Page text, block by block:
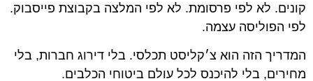
קונים. לא לפי פרסומת. לא לפי המלצה בקבוצת פייסבוק.
לפי הפוליסה עצמה.
המדריך הזה הוא צ׳קליסט תכלסי. בלי דירוג חברות, בלי
מחירים, בלי להיכנס לכל עולם ביטוחי הכלבים.